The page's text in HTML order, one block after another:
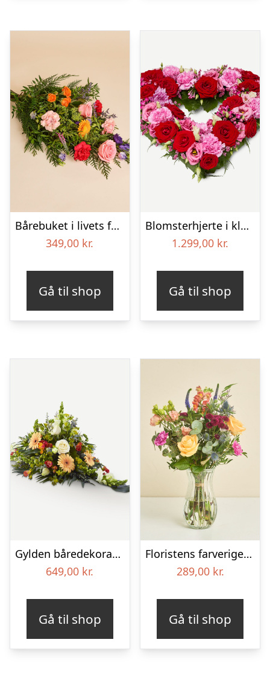
Bårebuket i livets farver
349,00 kr.
Gå til shop
Blomsterhjerte i klassisk stil – pink
1.299,00 kr.
Gå til shop
Gylden båredekoration
649,00 kr.
Gå til shop
Floristens farverige kondolencebuket
289,00 kr.
Gå til shop